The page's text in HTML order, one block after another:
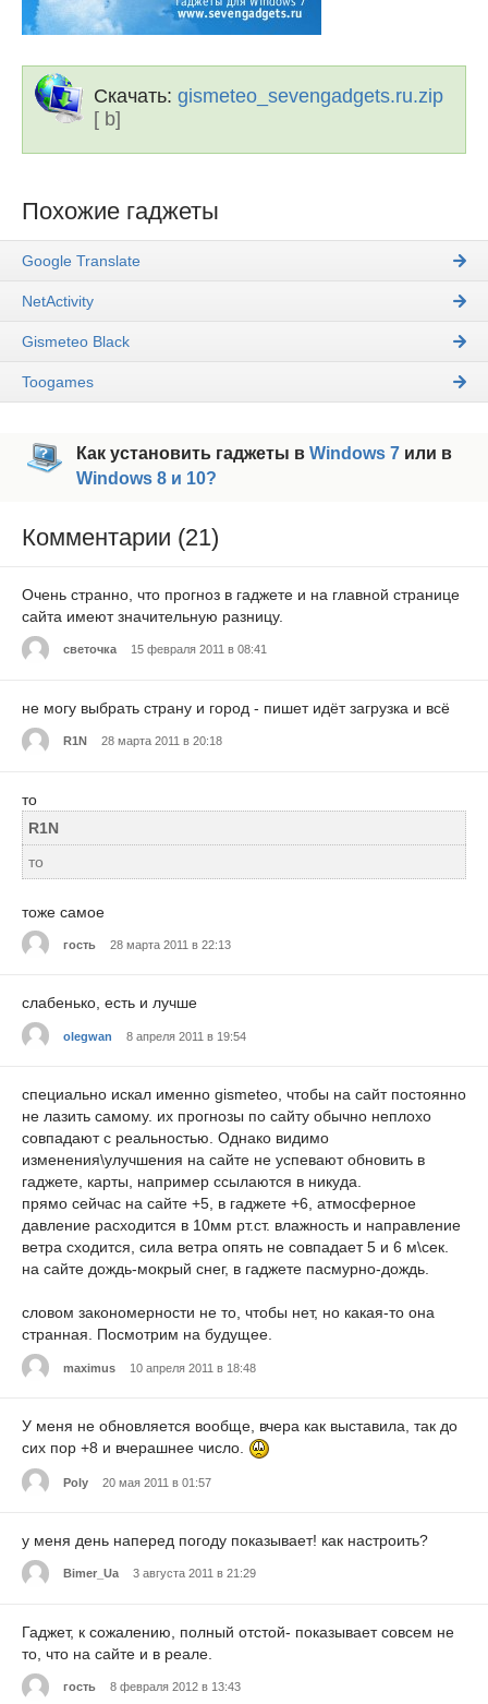
Скачать: gismeteo_sevengadgets.ru.zip
[ b]
Похожие гаджеты
Google Translate
NetActivity
Gismeteo Black
Toogames
Как установить гаджеты в Windows 7 или в
Windows 8 и 10?
Комментарии (21)
Очень странно, что прогноз в гаджете и на главной странице
сайта имеют значительную разницу.
светочка 15 февраля 2011 в 08:41
не могу выбрать страну и город - пишет идёт загрузка и всё
R1N 28 марта 2011 в 20:18
то
R1N
то
тоже самое
гость 28 марта 2011 в 22:13
слабенько, есть и лучше
olegwan 8 апреля 2011 в 19:54
специально искал именно gismeteo, чтобы на сайт постоянно
не лазить самому. их прогнозы по сайту обычно неплохо
совпадают с реальностью. Однако видимо
изменения\улучшения на сайте не успевают обновить в
гаджете, карты, например ссылаются в никуда.
прямо сейчас на сайте +5, в гаджете +6, атмосферное
давление расходится в 10мм рт.ст. влажность и направление
ветра сходится, сила ветра опять не совпадает 5 и 6 м\сек.
на сайте дождь-мокрый снег, в гаджете пасмурно-дождь.
словом закономерности не то, чтобы нет, но какая-то она
странная. Посмотрим на будущее.
maximus 10 апреля 2011 в 18:48
У меня не обновляется вообще, вчера как выставила, так до
сих пор +8 и вчерашнее число.
Poly 20 мая 2011 в 01:57
у меня день наперед погоду показывает! как настроить?
Bimer_Ua 3 августа 2011 в 21:29
Гаджет, к сожалению, полный отстой- показывает совсем не
то, что на сайте и в реале.
гость 8 февраля 2012 в 13:43